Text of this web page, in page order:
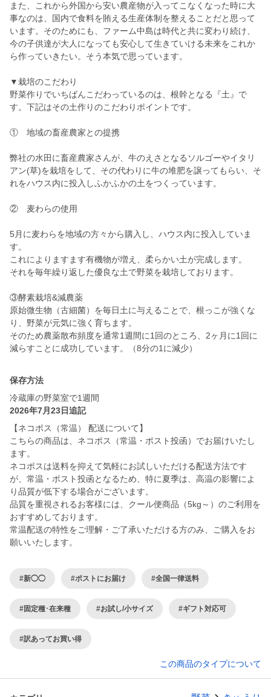
また、これから外国から安い農産物が入ってこなくなった時に大
事なのは、国内で食料を賄える生産体制を整えることだと思って
います。そのためにも、ファーム中島は時代と共に変わり続け、
今の子供達が大人になっても安心して生きていける未来をこれか
ら作っていきたい。そう本気で思っています。
▼栽培のこだわり
野菜作りでいちばんこだわっているのは、根幹となる『土』で
す。下記はその土作りのこだわりポイントです。
① 地域の畜産農家との提携
弊社の水田に畜産農家さんが、牛のえさとなるソルゴーやイタリ
アン(草)を栽培をして、その代わりに牛の堆肥を譲ってもらい、そ
れをハウス内に投入しふかふかの土をつくっています。
② 麦わらの使用
5月に麦わらを地域の方々から購入し、ハウス内に投入していま
す。
これによりますます有機物が増え、柔らかい土が完成します。
それを毎年繰り返した優良な土で野菜を栽培しております。
③酵素栽培&減農薬
原始微生物（古細菌）を毎日土に与えることで、根っこが強くな
り、野菜が元気に強く育ちます。
そのため農薬散布頻度を通常1週間に1回のところ、2ヶ月に1回に
保存方法
冷蔵庫の野菜室で1週間
2026年7月23日追記
【ネコポス（常温） 配送について】
こちらの商品は、ネコポス（常温・ポスト投函）でお届けいたし
ます。
ネコポスは送料を抑えて気軽にお試しいただける配送方法です
が、常温・ポスト投函となるため、特に夏季は、高温の影響によ
り品質が低下する場合がございます。
品質を重視されるお客様には、クール便商品（5kg～）のご利用を
おすすめしております。
常温配送の特性をご理解・ご了承いただける方のみ、ご購入をお
願いいたします。
#新◯◯ #ポストにお届け #全国一律送料
#固定種･在来種 #お試し/小サイズ #ギフト対応可
#訳あってお買い得
この商品のタイプについて